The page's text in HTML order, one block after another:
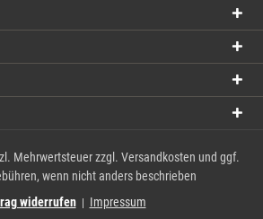
Mehrwertsteuer zzgl. Versandkosten und ggf.
wenn nicht anders beschrieben
widerrufen| Impressum